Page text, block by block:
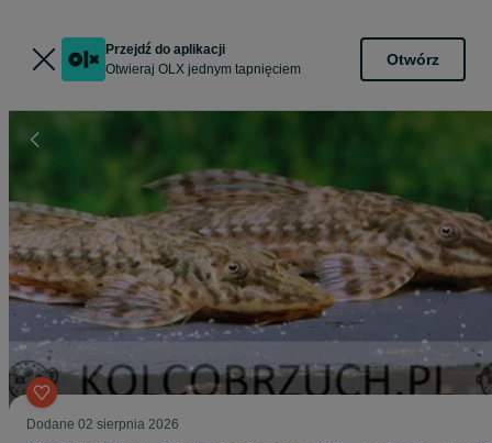
Przejdź do aplikacji
Otwieraj OLX jednym tapnięciem
Otwórz
Dodane 02 sierpnia 2026